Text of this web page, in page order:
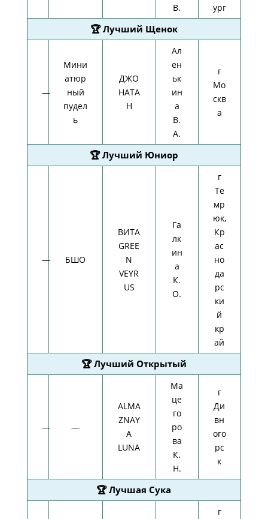
В.
ург
🏆 Лучший Щенок
—
Мини
атюр
ный
пудел
ь
ДЖО
НАТА
Н
Ал
ен
ьк
ин
а
В.
А.
г
Мо
скв
а
🏆 Лучший Юниор
— БШО
ВИТА
GREE
N
VEYR
US
Га
лк
ин
а
К.
О.
г
Те
мр
юк,
Кр
ас
но
да
рс
ки
й
кр
ай
🏆 Лучший Открытый
— —
ALMA
ZNAY
A
LUNA
Ма
це
го
ро
ва
К.
Н.
г
Ди
вн
ого
рс
к
🏆 Лучшая Сука
г